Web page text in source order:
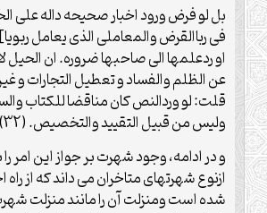
بل لو فرض ورود اخبار صحیحه داله علی
فی رباالقرض والمعاملی الذی یعامل
او ردعلمها الی صاحبها ضروره. ان
عن الظلم والفساد و تعطیل التجارات و
قلت: لو وردالنص کان مناقضا للکتاب
ولیس من قبیل التقیید والتخصیص. (32)
و در ادامه، وجود شهرت بر جواز این امر
ازنوع شهرتهای متاخران می داند که از
شده است ومنزلت آن را مانند منزلت